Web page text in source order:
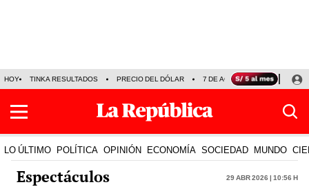
HOY TINKA RESULTADOS PRECIO DEL DÓLAR 7 DE AGOSTO OLLANTA
LO ÚLTIMO POLÍTICA OPINIÓN ECONOMÍA SOCIEDAD MUNDO
Espectáculos 29 Abr 2026 | 10:56 h